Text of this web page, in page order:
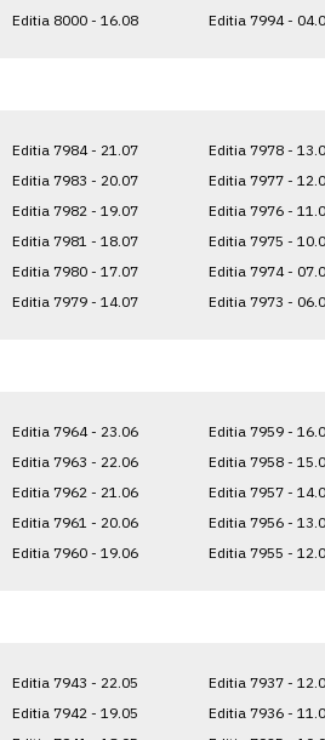
Editia 8000 - 16.08
Editia 7994 -
Editia 7984 - 21.07
Editia 7983 - 20.07
Editia 7982 - 19.07
Editia 7981 - 18.07
Editia 7980 - 17.07
Editia 7979 - 14.07
Editia 7978 -
Editia 7977 -
Editia 7976 -
Editia 7975 -
Editia 7974 -
Editia 7973 -
Editia 7964 - 23.06
Editia 7963 - 22.06
Editia 7962 - 21.06
Editia 7961 - 20.06
Editia 7960 - 19.06
Editia 7959 -
Editia 7958 -
Editia 7957 -
Editia 7956 -
Editia 7955 -
Editia 7943 - 22.05
Editia 7942 - 19.05
Editia 7937 -
Editia 7936 -